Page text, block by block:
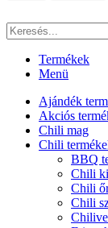
Termékek
Menü
Ajándék
Akciós
Chili mag
Chili
BBQ
Chili
Chili
Chili